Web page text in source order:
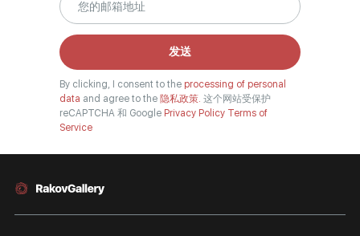
发送
By clicking, I consent to the processing of personal
data and agree to the 隐私政策. 这个网站受保护
reCAPTCHA 和 Google Privacy Policy Terms of
Service